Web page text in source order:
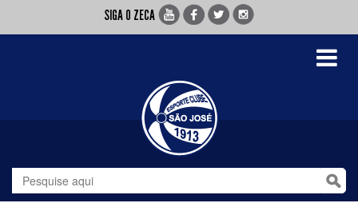
SIGA O ZECA
Toggle